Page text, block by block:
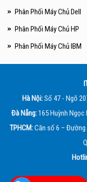
Phân Phối Máy Chủ Dell
Phân Phối Máy Chủ HP
Phân Phối Máy Chủ IBM
Hà Nội:Số 47 - Ngõ
Đà Nẵng:165 Huỳnh Ngọc
TPHCM:Căn số 6 – Đường